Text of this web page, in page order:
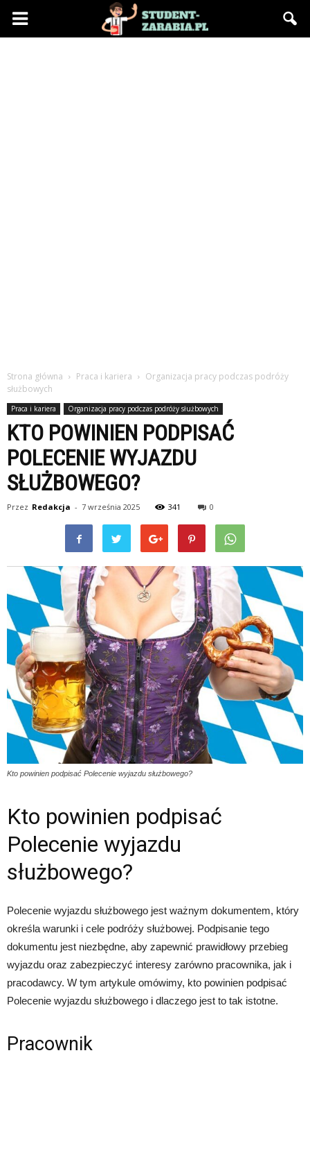
Blog
Strona główna Praca i kariera
Organizacja pracy podczas podróży
służbowych
Praca i kariera Organizacja pracy podczas podróży służbowych
KTO POWINIEN PODPISAĆ
POLECENIE WYJAZDU
SŁUŻBOWEGO?
Przez Redakcja - 7 września 2025 341 0
Kto powinien podpisać Polecenie wyjazdu służbowego?
Kto powinien podpisać
Polecenie wyjazdu
służbowego?
Polecenie wyjazdu służbowego jest ważnym dokumentem, który
określa warunki i cele podróży służbowej. Podpisanie tego
dokumentu jest niezbędne, aby zapewnić prawidłowy przebieg
wyjazdu oraz zabezpieczyć interesy zarówno pracownika, jak i
pracodawcy. W tym artykule omówimy, kto powinien podpisać
Polecenie wyjazdu służbowego i dlaczego jest to tak istotne.
Pracownik